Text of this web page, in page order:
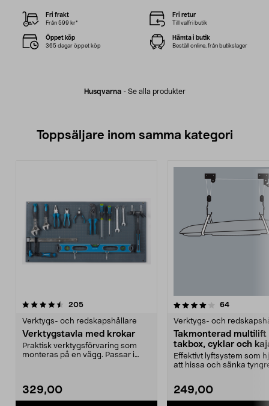
Husqvarna- Se alla produkter
Fri frakt
Från 599 kr*
Fri retur
Till valfri butik
Öppet köp
365 dagar öppet köp
Hämta i butik
Beställ online, från butikslager
Toppsäljare inom samma kategori
205recensioner
Verktygs- och redskapshållare
Verktygstavla med krokar
Praktisk verktygsförvaring som
monteras på en vägg. Passar i
329,00
4.0 av 5 stjärnor 64recensioner
Verktygs- och
Takmonterad multilift
takbox, cyklar och
Effektivt lyftsystem som
att hissa och sänka
249,00
4.5 av 5 stjärnor